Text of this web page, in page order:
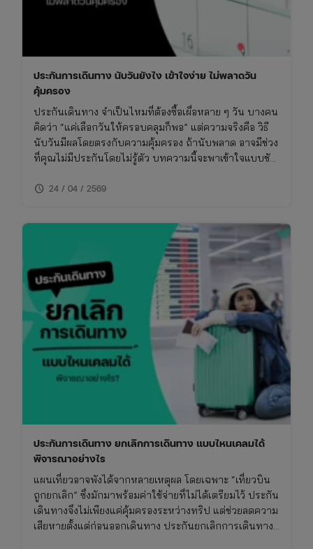
ประกันการเดินทาง นับวันยังไง เข้าใจง่าย ไม่พลาดวัน
คุ้มครอง
ประกันเดินทาง จำเป็นไหมที่ต้องซื้อเผื่อหลาย ๆ วัน บางคน
คิดว่า “แค่เลือกวันให้ครอบคลุมก็พอ” แต่ความจริงคือ วิธี
นับวันมีผลโดยตรงกับความคุ้มครอง ถ้านับพลาด อาจมีช่วง
ที่คุณไม่มีประกันโดยไม่รู้ตัว บทความนี้จะพาเข้าใจแบบชัด
ให้ “การคุ้มครองไม่ขาดช่วง”
schedule 24 / 04 / 2569
ประกันการเดินทาง ยกเลิกการเดินทาง แบบไหนเคลมได้
พิจารณาอย่างไร
แผนเที่ยวอาจพังได้จากหลายเหตุผล โดยเฉพาะ “เที่ยวบิน
ถูกยกเลิก” ซึ่งมักมาพร้อมค่าใช้จ่ายที่ไม่ได้เตรียมไว้ ประกัน
เดินทางจึงไม่เพียงแค่คุ้มครองระหว่างทริป แต่ช่วยลดความ
เสียหายตั้งแต่ก่อนออกเดินทาง ประกันยกเลิกการเดินทาง